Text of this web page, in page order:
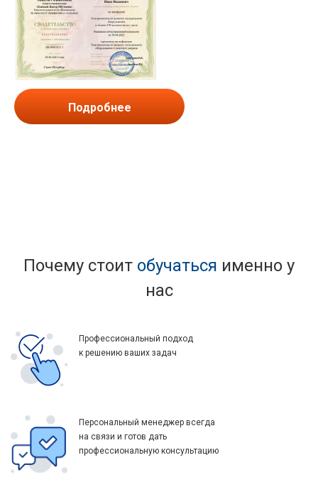
Подробнее
Почему стоит обучаться именно у
нас
Профессиональный подход
к решению ваших задач
Персональный менеджер всегда
на связи и готов дать
профессиональную консультацию